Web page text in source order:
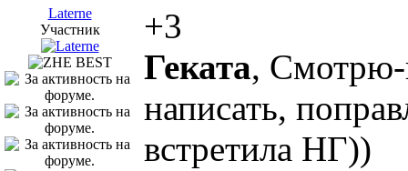
Laterne
Участник
+3
Геката, Смотрю-
написать,
встретила НГ))